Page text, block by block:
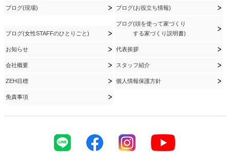
ブログ(現場) ブログ(お役立ち情報)
ブログ(女性STAFFのひとりごと)
ブログ(頭を使って家づくり
する家づくり説明書)
お知らせ 代表挨拶
会社概要 スタッフ紹介
ZEH目標 個人情報保護方針
免責事項